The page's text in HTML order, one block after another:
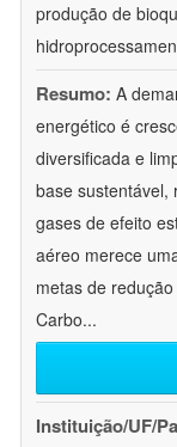
produção de
Resumo: A
energético é
diversificada e
base sustentável,
gases de efeito
aéreo merece
metas de
Carbo...
Instituição/UF/